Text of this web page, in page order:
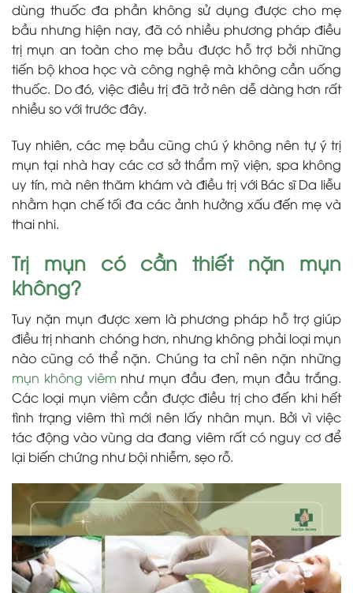
dùng thuốc đa phần không sử dụng được cho mẹ
bầu nhưng hiện nay, đã có nhiều phương pháp điều
trị mụn an toàn cho mẹ bầu được hỗ trợ bởi những
tiến bộ khoa học và công nghệ mà không cần uống
thuốc. Do đó, việc điều trị đã trở nên dễ dàng hơn rất
nhiều so với trước đây.
Tuy nhiên, các mẹ bầu cũng chú ý không nên tự ý trị
mụn tại nhà hay các cơ sở thẩm mỹ viện, spa không
uy tín, mà nên thăm khám và điều trị với Bác sĩ Da liễu
nhằm hạn chế tối đa các ảnh hưởng xấu đến mẹ và
thai nhi.
Trị mụn có cần thiết nặn mụn
không?
Tuy nặn mụn được xem là phương pháp hỗ trợ giúp
điều trị nhanh chóng hơn, nhưng không phải loại mụn
nào cũng có thể nặn. Chúng ta chỉ nên nặn những
mụn không viêm như mụn đầu đen, mụn đầu trắng.
Các loại mụn viêm cần được điều trị cho đến khi hết
tình trạng viêm thì mới nên lấy nhân mụn. Bởi vì việc
tác động vào vùng da đang viêm rất có nguy cơ để
lại biến chứng như bội nhiễm, sẹo rỗ.